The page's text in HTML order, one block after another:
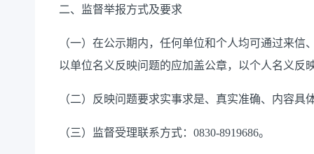
二、 监督举报方式及要求
（一） 在公示期内，任何单位和个人均可通过来信
以单位名义反映问题的应加盖公章，以个人名义反
（二） 反映问题要求实事求是、真实准确、内容具
（三） 监督受理联系方式： 0830-8919686。